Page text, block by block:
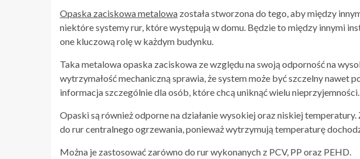
Opaska zaciskowa metalowa została stworzona do tego, aby między
niektóre systemy rur, które występują w domu. Będzie to między innymi
one kluczową rolę w każdym budynku.
Taka metalowa opaska zaciskowa ze względu na swoją odporność na
wytrzymałość mechaniczną sprawia, że system może być szczelny nawet
informacja szczególnie dla osób, które chcą uniknąć wielu nieprzyjemności.
Opaski są również odporne na działanie wysokiej oraz niskiej
do rur centralnego ogrzewania, ponieważ wytrzymują temperaturę
Można je zastosować zarówno do rur wykonanych z PCV, PP oraz PEHD.